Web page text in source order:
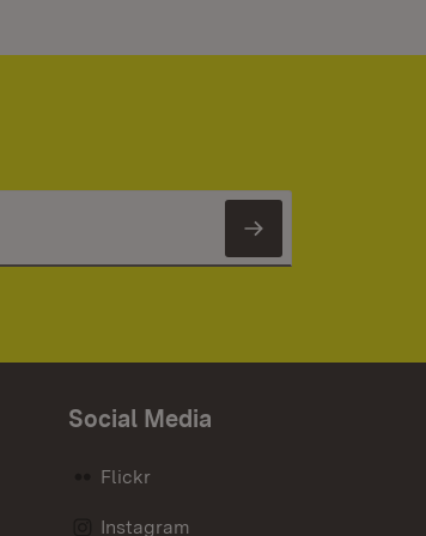
Newsletter
Social Media
Flickr
Instagram